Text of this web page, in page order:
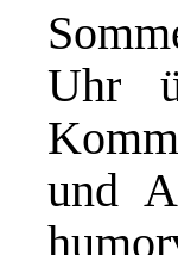
Uhr
und